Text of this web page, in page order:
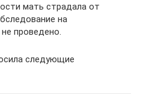
мать страдала от
на
проведено.
следующие